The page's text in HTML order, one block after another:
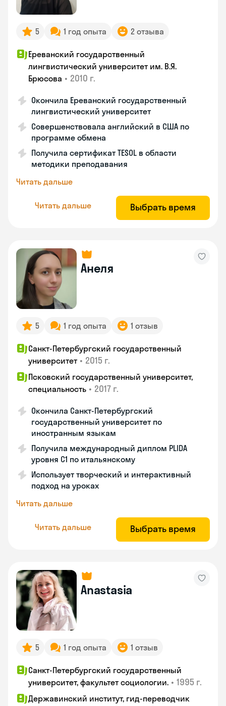
5 1 год опыта 2 отзыва
Ереванский государственный
лингвистический университет им. В.Я.
Брюсова • 2010 г.
Окончила Ереванский государственный
лингвистический университет
Совершенствовала английский в США по
программе обмена
Получила сертификат TESOL в области
методики преподавания
Читать дальше
Читать дальше Выбрать время
Анеля
5 1 год опыта 1 отзыв
Санкт-Петербургский государственный
университет • 2015 г.
Псковский государственный университет,
специальность • 2017 г.
Окончила Санкт-Петербургский
государственный университет по
иностранным языкам
Получила международный диплом PLIDA
уровня С1 по итальянскому
Использует творческий и интерактивный
подход на уроках
Читать дальше
Читать дальше Выбрать время
Anastasia
5 1 год опыта 1 отзыв
Санкт-Петербургский государственный
университет, факультет социологии. • 1995 г.
Державинский институт, гид-переводчик